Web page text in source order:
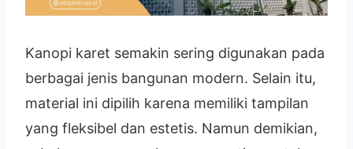
Kanopi karet semakin sering digunakan pada
berbagai jenis bangunan modern. Selain itu,
material ini dipilih karena memiliki tampilan
yang fleksibel dan estetis. Namun demikian,